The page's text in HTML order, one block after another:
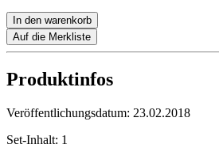
In den warenkorb
Auf die Merkliste
Produktinfos
Veröffentlichungsdatum: 23.02.2018
Set-Inhalt: 1